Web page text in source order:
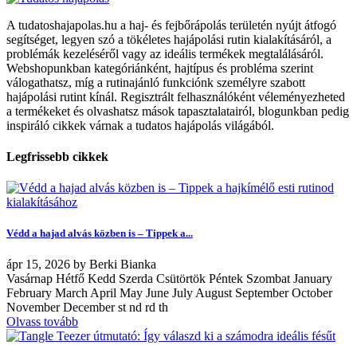
A tudatoshajapolas.hu a haj- és fejbőrápolás területén nyújt átfogó
segítséget, legyen szó a tökéletes hajápolási rutin kialakításáról, a
problémák kezeléséről vagy az ideális termékek megtalálásáról.
Webshopunkban kategóriánként, hajtípus és probléma szerint
válogathatsz, míg a rutinajánló funkciónk személyre szabott
hajápolási rutint kínál. Regisztrált felhasználóként véleményezheted
a termékeket és olvashatsz mások tapasztalatairól, blogunkban pedig
inspiráló cikkek várnak a tudatos hajápolás világából.
Legfrissebb cikkek
Védd a hajad alvás közben is – Tippek a...
ápr 15, 2026 by Berki Bianka
Vasárnap Hétfő Kedd Szerda Csütörtök Péntek Szombat January
February March April May June July August September October
November December st nd rd th
Olvass tovább